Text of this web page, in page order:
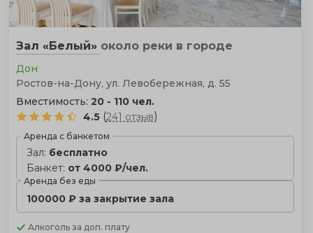
Зал «Белый» около реки в городе
Дон
Ростов-на-Дону, ул. Левобережная, д. 55
Вместимость: 20 - 110 чел.
4.5 (241 отзыв)
Аренда с банкетом
Зал: бесплатно
Банкет: от 4000 ₽/чел.
Аренда без еды
100000 ₽ за закрытие зала
Алкоголь за доп. плату